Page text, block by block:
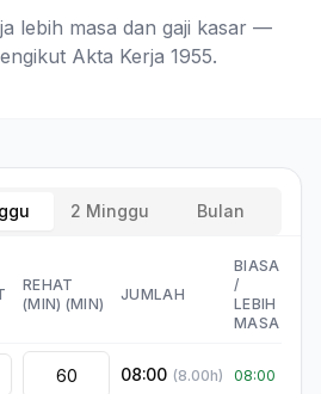
lebih masa dan gaji kasar —
Akta Kerja 1955.
2 Minggu Bulan
REHAT
(MIN) (MIN)
JUMLAH
BIASA
/
LEBIH
MASA
08:00 (8.00h) 08:00